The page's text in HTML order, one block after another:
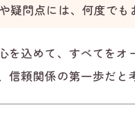
疑問点には、何度でも
を込めて、すべてをオ
信頼関係の第一歩だと